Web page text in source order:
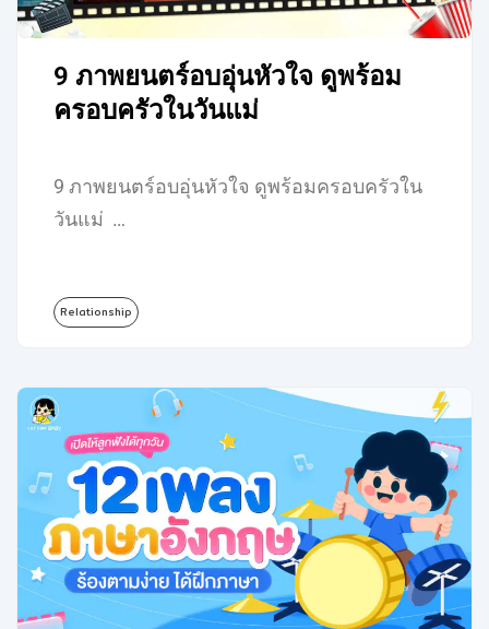
9 ภาพยนตร์อบอุ่นหัวใจ ดูพร้อม
ครอบครัวในวันแม่
9 ภาพยนตร์อบอุ่นหัวใจ ดูพร้อมครอบครัวใน
วันแม่ …
Relationship